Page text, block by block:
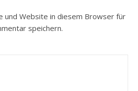
und Website in diesem Browser für
speichern.